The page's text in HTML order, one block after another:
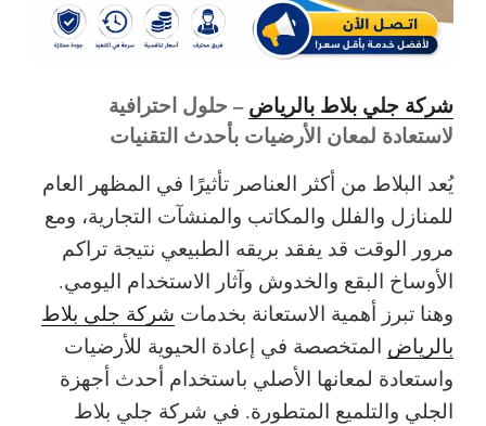
شركة جلي بلاط بالرياض– حلول احترافية
لاستعادة لمعان الأرضيات بأحدث التقنيات
يُعد البلاط من أكثر العناصر تأثيرًا في المظهر العام
للمنازل والفلل والمكاتب والمنشآت التجارية، ومع
مرور الوقت قد يفقد بريقه الطبيعي نتيجة تراكم
الأوساخ البقع والخدوش وآثار الاستخدام اليومي.
وهنا تبرز أهمية الاستعانة بخدمات شركة جلي بلاط
بالرياض المتخصصة في إعادة الحيوية للأرضيات
واستعادة لمعانها الأصلي باستخدام أحدث أجهزة
الجلي والتلميع المتطورة. في شركة جلي بلاط